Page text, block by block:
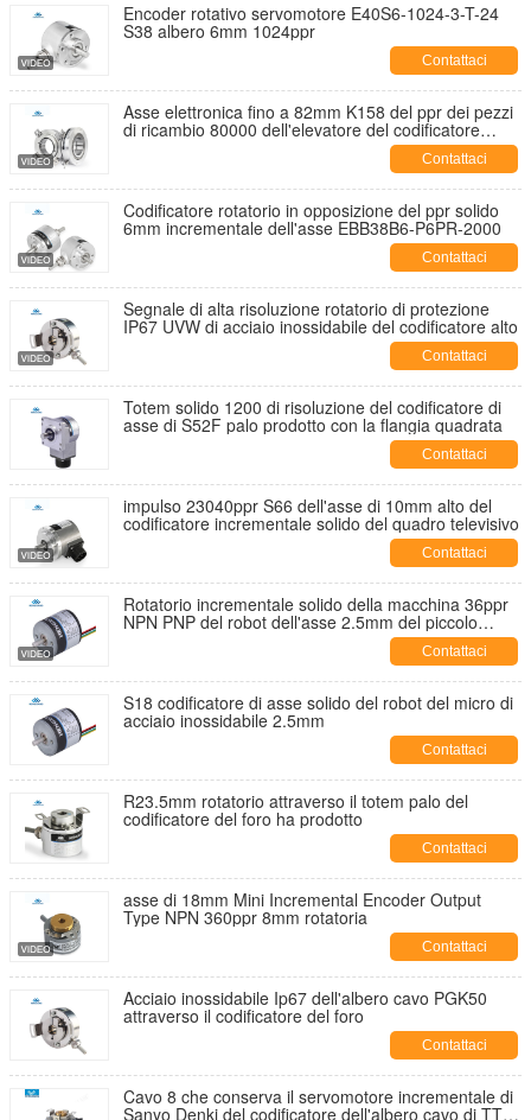
Encoder rotativo servomotore E40S6-1024-3-T-24
S38 albero 6mm 1024ppr
Contattaci
Asse elettronica fino a 82mm K158 del ppr dei pezzi
di ricambio 80000 dell'elevatore del codificatore
Contattaci
Codificatore rotatorio in opposizione del ppr solido
6mm incrementale dell'asse EBB38B6-P6PR-2000
Contattaci
Segnale di alta risoluzione rotatorio di protezione
IP67 UVW di acciaio inossidabile del codificatore alto
Contattaci
Totem solido 1200 di risoluzione del codificatore di
asse di S52F palo prodotto con la flangia quadrata
Contattaci
impulso 23040ppr S66 dell'asse di 10mm alto del
codificatore incrementale solido del quadro televisivo
Contattaci
Rotatorio incrementale solido della macchina 36ppr
NPN PNP del robot dell'asse 2.5mm del piccolo
Contattaci
S18 codificatore di asse solido del robot del micro di
acciaio inossidabile 2.5mm
Contattaci
R23.5mm rotatorio attraverso il totem palo del
codificatore del foro ha prodotto
Contattaci
asse di 18mm Mini Incremental Encoder Output
Type NPN 360ppr 8mm rotatoria
Contattaci
Acciaio inossidabile Ip67 dell'albero cavo PGK50
attraverso il codificatore del foro
Contattaci
Cavo 8 che conserva il servomotore incrementale di
Sanyo Denki del codificatore dell'albero cavo di TTL